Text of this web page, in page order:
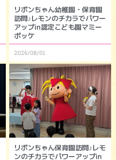
リボンちゃん幼稚園・保育園
訪問♪レモンのチカラでパワー
アップin認定こども園マミー
ポッケ
2026/08/01
リボンちゃん保育園訪問♪レモ
ンのチカラでパワーアップin